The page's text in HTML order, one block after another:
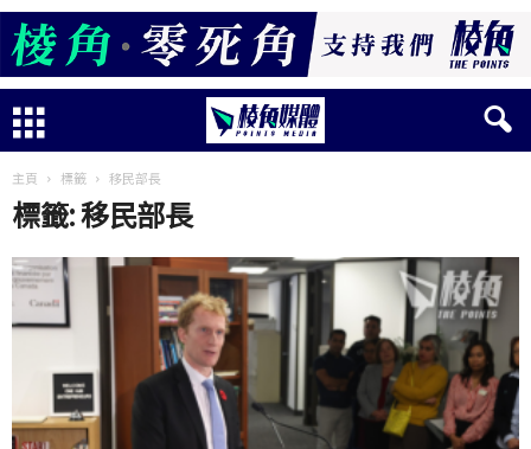
主頁 標籤 移民部長
標籤: 移民部長